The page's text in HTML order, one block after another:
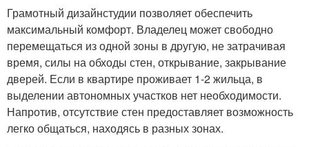
Грамотный дизайнстудии позволяет обеспечить
максимальный комфорт. Владелец может свободно
перемещаться из одной зоны в другую, не затрачивая
время, силы на обходы стен, открывание, закрывание
дверей. Если в квартире проживает 1-2 жильца, в
выделении автономных участков нет необходимости.
Напротив, отсутствие стен предоставляет возможность
легко общаться, находясь в разных зонах.